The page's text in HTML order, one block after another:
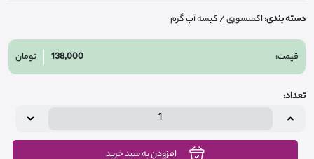
دسته بندی:اکسسوری/ کیسه آب گرم
قیمت: 138,000 تومان
تعداد:
افزودن به سبد خرید